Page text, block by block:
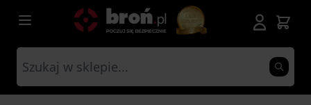
Przejdź do treści